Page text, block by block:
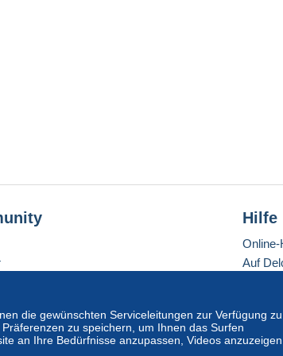
die gewünschten Serviceleitungen zur Verfügung zu
zu speichern, um Ihnen das Surfen
an Ihre Bedürfnisse anzupassen, Videos
Hilfe
Online-
Auf
Eine